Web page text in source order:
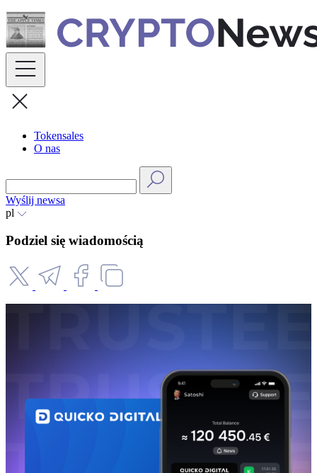
Skip
to
content
Tokensales
O nas
Wyślij newsa
pl
Podziel się wiadomością